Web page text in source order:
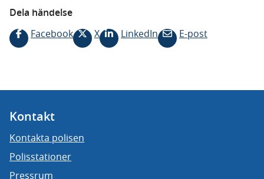
Dela händelse
Facebook
X LinkedIn E-post
Kontakt
Kontakta polisen
Polisstationer
Pressrum